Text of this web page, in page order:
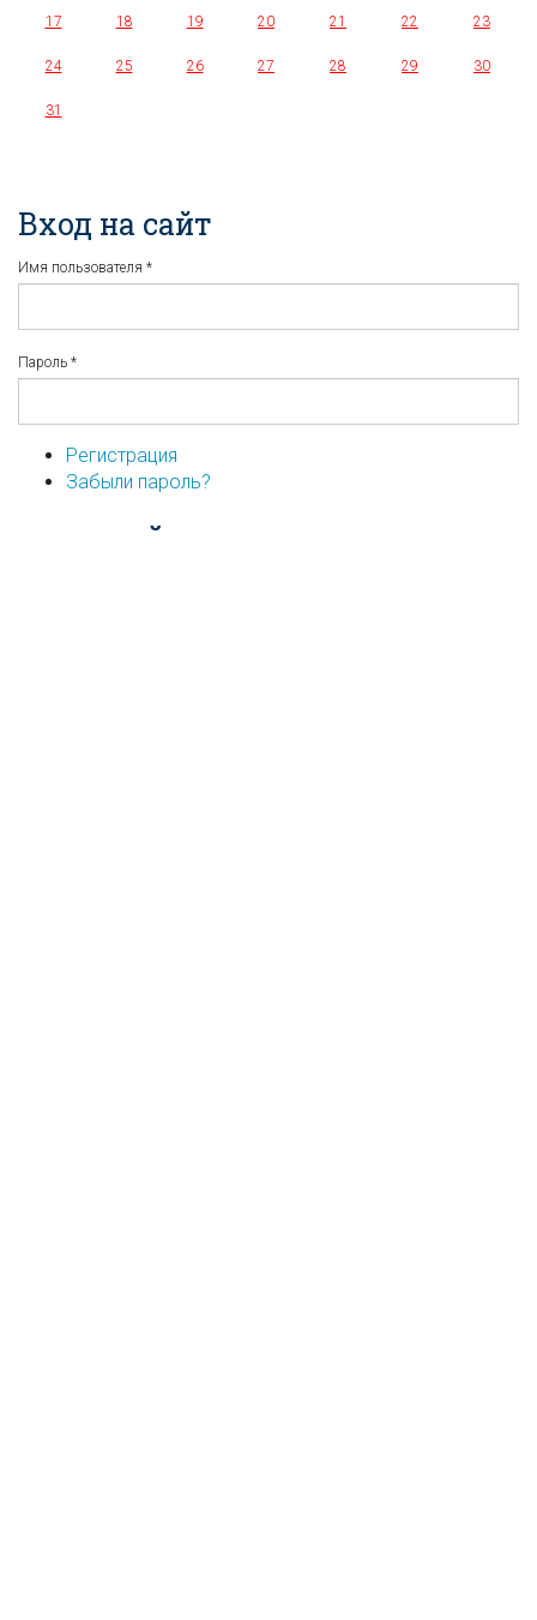
17 18 19 20 21 22 23
24 25 26 27 28 29 30
31
Вход на сайт
Имя пользователя *
Пароль *
Регистрация
Забыли пароль?
...или войдите используя